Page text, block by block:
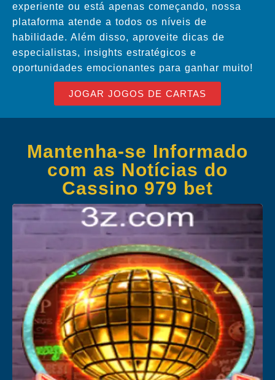
experiente ou está apenas começando, nossa
plataforma atende a todos os níveis de
habilidade. Além disso, aproveite dicas de
especialistas, insights estratégicos e
oportunidades emocionantes para ganhar muito!
JOGAR JOGOS DE CARTAS
Mantenha-se Informado
com as Notícias do
Cassino 979 bet